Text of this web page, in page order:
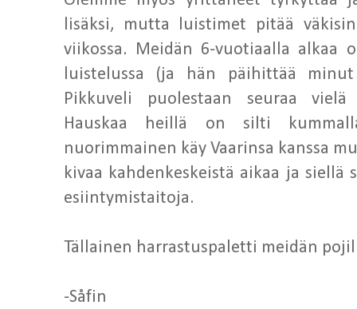
lisäksi, mutta luistimet pitää
viikossa. Meidän 6-vuotiaalla alkaa
luistelussa (ja hän päihittää
Pikkuveli puolestaan seuraa
Hauskaa heillä on silti
nuorimmainen käy Vaarinsa kanssa
kivaa kahdenkeskeistä aikaa ja
esiintymistaitoja.
Tällainen harrastuspaletti meidän
-Såfin